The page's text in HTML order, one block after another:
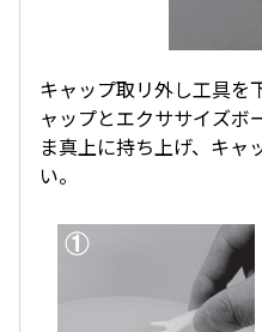
キャップ取リ外し工具を
ャップとエクササイズボ
ま真上に持ち上げ、キャ
い。